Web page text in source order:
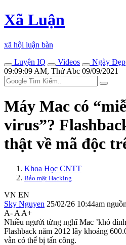
Xã Luận
xã hội luận bàn
Luyện IQ
Videos
Ngày Đẹp
09:09:09 AM, Thứ Abc 09/09/2021
Máy Mac có
virus”?
thật về mã độc
Khoa Học CNTT
Bảo mật Hacking
VN EN
Sky Nguyen 25/02/26 10:44am nguồn
A- A A+
Nhiều người từng nghĩ Mac ’khó
Flashback năm 2012 lây khoảng
vẫn có thể bị tấn công.